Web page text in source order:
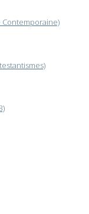
Contemporaine)